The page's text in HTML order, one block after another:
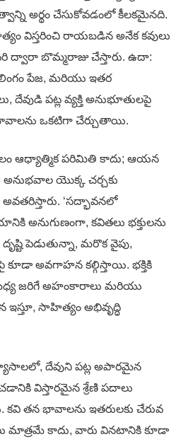
అర్థం చేసుకోవడంలో కీలకమైనది.
విస్తరించి రాయబడిన అనేక కవులు
ద్వారా బొమ్మరాజు చేస్తారు. ఉదా:
పేజ, మరియు ఇతర
దేవుడి పట్ల వ్యక్తి అనుభూతులపై
ఒకటిగా చేర్చుతాయి.
ఆధ్యాత్మిక పరిమితి కాదు; ఆయన
యొక్క చర్చకు
‘సద్భావనలో
అనుగుణంగా, కవితలు భక్తులను
పెడుతున్నా, మరొక వైపు,
అవగాహన కల్గిస్తాయి. భక్తికి
మధ్య జరిగే అహంకారాలు మరియు
సాహిత్యం అభివృద్ధి
దేవుని పట్ల అపారమైన
విస్తారమైన శ్రేణి పదాలు
తన భావాలను ఇతరులకు చేరువ
మాత్రమే కాదు, వారు వినటానికి కూడా